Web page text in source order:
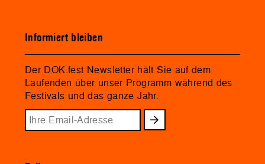
Informiert bleiben
Der DOK.fest Newsletter hält Sie auf dem
Laufenden über unser Programm während des
Festivals und das ganze Jahr.